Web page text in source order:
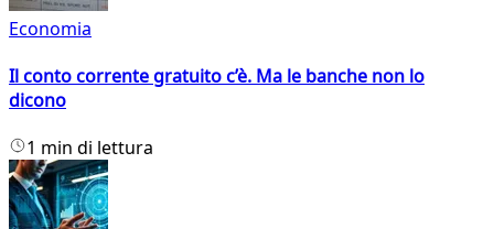
Economia
Il conto corrente gratuito c’è. Ma le banche non lo
dicono
1 min di lettura